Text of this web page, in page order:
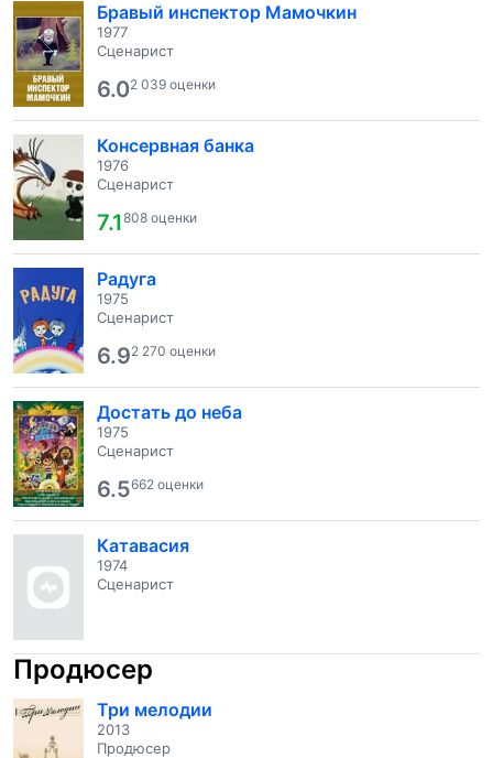
Бравый инспектор Мамочкин
1977
Сценарист
6.02 039 оценки
Консервная банка
1976
Сценарист
7.1808 оценки
Радуга
1975
Сценарист
6.92 270 оценки
Достать до неба
1975
Сценарист
6.5662 оценки
Катавасия
1974
Сценарист
Продюсер
Три мелодии
2013
Продюсер